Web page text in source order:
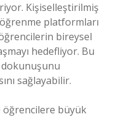
Kişiselleştirilmiş
platformları
bireysel
hedefliyor. Bu
sağlayabilir.
öğrencilere büyük